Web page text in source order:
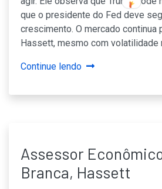
que o presidente do Fed deve
crescimento. O mercado continua
Hassett, mesmo com volatilidade
Continue lendo
Assessor
Branca, Hassett